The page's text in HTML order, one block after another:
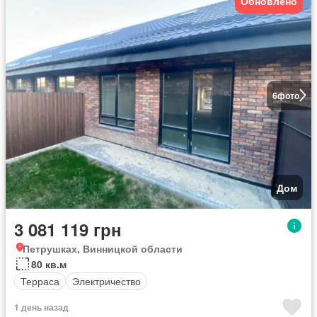
6фото
Дом
3 081 119 грн
Петрушках, Винницкой области
80 кв.м
Терраса
Электричество
1 день назад